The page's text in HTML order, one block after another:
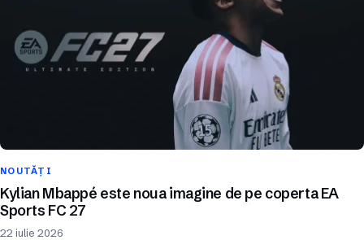
NOUTĂȚI
Kylian Mbappé este noua imagine de pe coperta EA
Sports FC 27
22 iulie 2026